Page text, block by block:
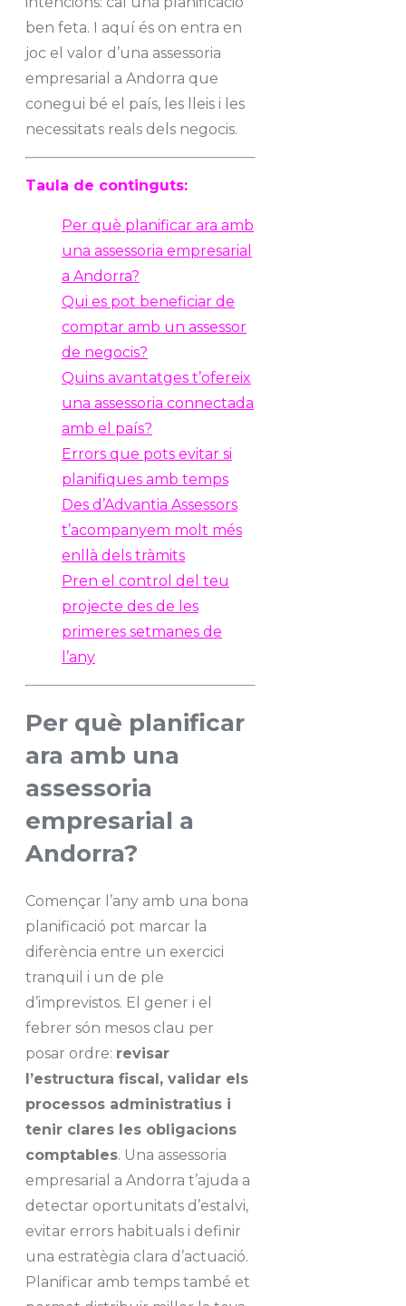
ben feta. I aquí és on entra en
joc el valor d’una assessoria
empresarial a Andorra que
conegui bé el país, les lleis i les
necessitats reals dels negocis.
Taula de continguts:
Per què planificar ara amb
una assessoria empresarial
a Andorra?
Qui es pot beneficiar de
comptar amb un assessor
de negocis?
Quins avantatges t’ofereix
una assessoria connectada
amb el país?
Errors que pots evitar si
planifiques amb temps
Des d’Advantia Assessors
t’acompanyem molt més
enllà dels tràmits
Pren el control del teu
projecte des de les
primeres setmanes de
l’any
Per què planificar
ara amb una
assessoria
empresarial a
Andorra?
Començar l’any amb una bona
planificació pot marcar la
diferència entre un exercici
tranquil i un de ple
d’imprevistos. El gener i el
febrer són mesos clau per
posar ordre: revisar
l’estructura fiscal, validar els
processos administratius i
tenir clares les obligacions
comptables. Una assessoria
empresarial a Andorra t’ajuda a
detectar oportunitats d’estalvi,
evitar errors habituals i definir
una estratègia clara d’actuació.
Planificar amb temps també et